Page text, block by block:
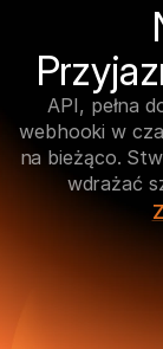
API, pełna
webhooki w
na bieżąco.
wdrażać